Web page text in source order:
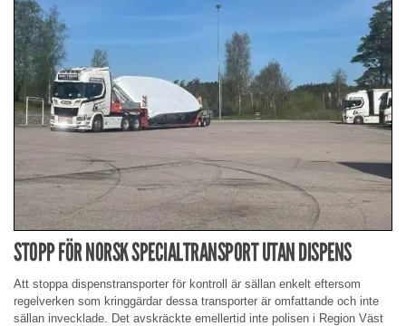
STOPP FÖR NORSK SPECIALTRANSPORT UTAN DISPENS
Att stoppa dispenstransporter för kontroll är sällan enkelt eftersom
regelverken som kringgärdar dessa transporter är omfattande och inte
sällan invecklade. Det avskräckte emellertid inte polisen i Region Väst